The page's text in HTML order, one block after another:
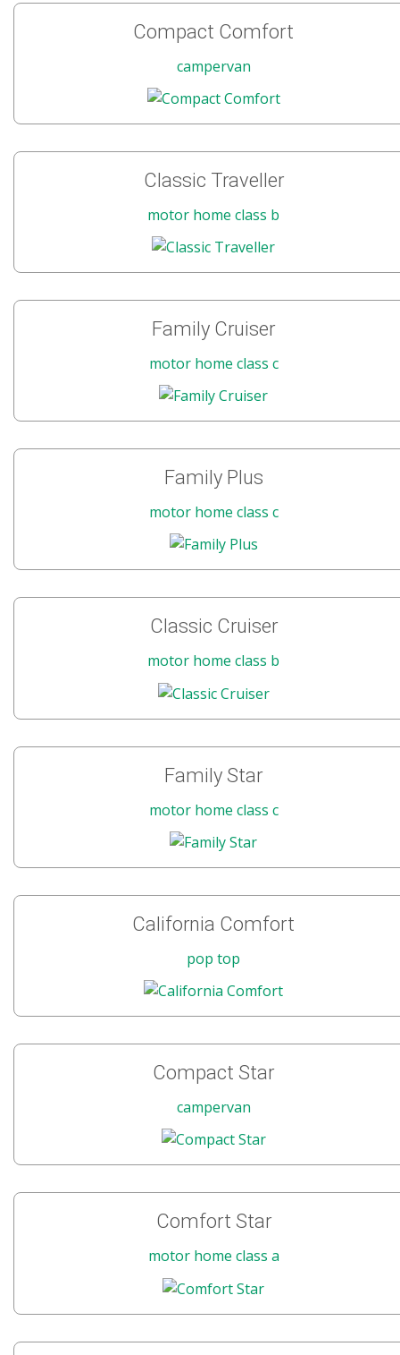
Compact Comfort
campervan
Classic Traveller
motor home class b
Family Cruiser
motor home class c
Family Plus
motor home class c
Classic Cruiser
motor home class b
Family Star
motor home class c
California Comfort
pop top
Compact Star
campervan
Comfort Star
motor home class a